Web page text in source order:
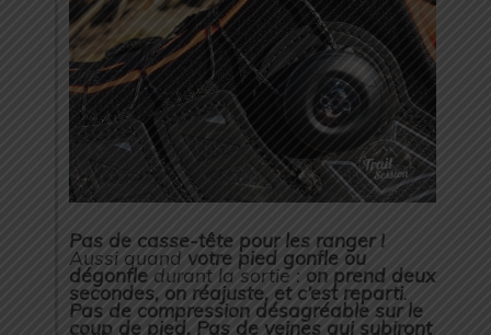
Pas de casse-tête pour les ranger !
Aussi quand votre pied gonfle ou
dégonfle durant la sortie : on prend deux
secondes, on réajuste, et c’est reparti.
Pas de compression désagréable sur le
coup de pied. Pas de veines qui subiront